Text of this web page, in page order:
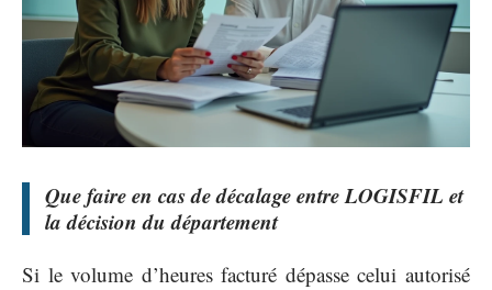
Que faire en cas de décalage entre LOGISFIL et
la décision du département
Si le volume d’heures facturé dépasse celui autorisé